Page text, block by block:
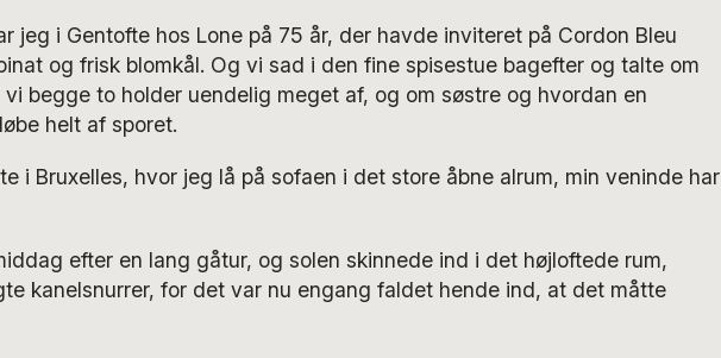
jeg i Gentofte hos Lone på 75 år, der havde inviteret på Cordon Bleu
og frisk blomkål. Og vi sad i den fine spisestue bagefter og talte om
vi begge to holder uendelig meget af, og om søstre og hvordan en
helt af sporet.
i Bruxelles, hvor jeg lå på sofaen i det store åbne alrum, min veninde har
efter en lang gåtur, og solen skinnede ind i det højloftede rum,
kanelsnurrer, for det var nu engang faldet hende ind, at det måtte